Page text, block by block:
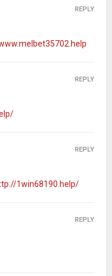
REPLY
REPLY
1win68190.help/
REPLY
REPLY